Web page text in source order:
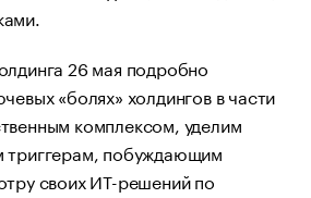
26 мая подробно
«болях» холдингов в части
комплексом, уделим
триггерам, побуждающим
своих ИТ-решений по